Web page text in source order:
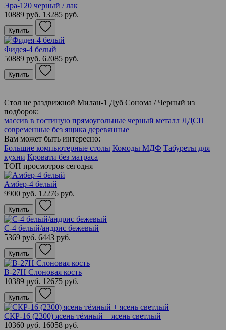
Эра-120 черный / лак
10889 руб. 13285 руб.
Купить
Фидея-4 белый
50889 руб. 62085 руб.
Купить
Стол не раздвижной Милан-1 Дуб Сонома / Черный из
подборок:
массив в гостиную прямоугольные черный металл ЛДСП
современные без ящика деревянные
Вам может быть интересно:
Большие компьютерные столы Комоды МДФ Табуреты для
кухни Кровати без матраса
ТОП просмотров сегодня
Амбер-4 белый
9900 руб. 12276 руб.
Купить
С-4 белый/андрис бежевый
5369 руб. 6443 руб.
Купить
В-27Н Слоновая кость
10389 руб. 12675 руб.
Купить
СКР-16 (2300) ясень тёмный + ясень светлый
10360 руб. 16058 руб.